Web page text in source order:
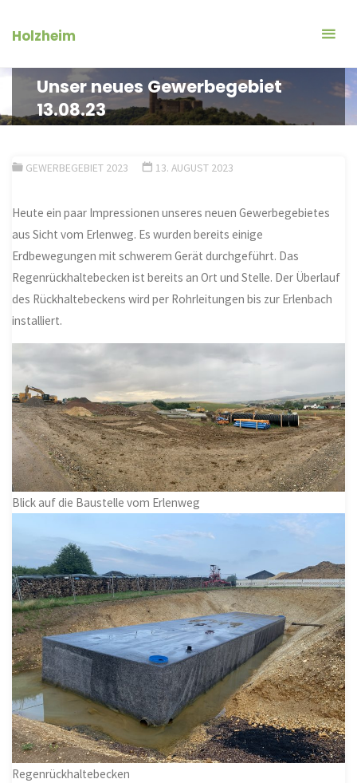
InhaltHolzheim
Unser neues Gewerbegebiet
13.08.23
GEWERBEGEBIET 2023 13. AUGUST 2023
Heute ein paar Impressionen unseres neuen Gewerbegebietes
aus Sicht vom Erlenweg. Es wurden bereits einige
Erdbewegungen mit schwerem Gerät durchgeführt. Das
Regenrückhaltebecken ist bereits an Ort und Stelle. Der Überlauf
des Rückhaltebeckens wird per Rohrleitungen bis zur Erlenbach
installiert.
Blick auf die Baustelle vom Erlenweg
Regenrückhaltebecken